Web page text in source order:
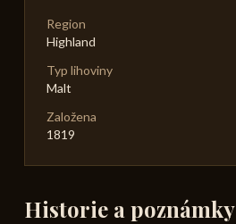
Region
Highland
Typ lihoviny
Malt
Založena
1819
Historie a poznámky